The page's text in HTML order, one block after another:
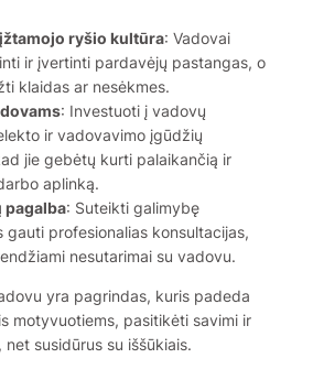
ryšio kultūra: Vadovai
ir įvertinti pardavėjų pastangas, o
klaidas ar nesėkmes.
: Investuoti į vadovų
ir vadovavimo įgūdžių
jie gebėtų kurti palaikančią ir
aplinką.
pagalba: Suteikti galimybę
gauti profesionalias konsultacijas,
nesutarimai su vadovu.
yra pagrindas, kuris padeda
motyvuotiems, pasitikėti savimi ir
susidūrus su iššūkiais.